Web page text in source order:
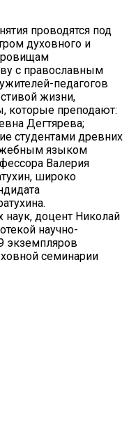
проводятся под
духовного и
с православным
педагогов
жизни,
которые преподают:
Дегтярева;
студентами древних
языком
Валерия
широко
наук, доцент Николай
научно-
экземпляров
семинарии